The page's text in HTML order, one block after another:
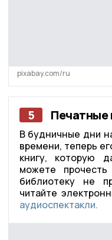
pixabay.com/ru
5 Печатные
В будничные дни
времени, теперь
книгу, которую
можете
библиотеку не
читайте
аудиоспектакли.